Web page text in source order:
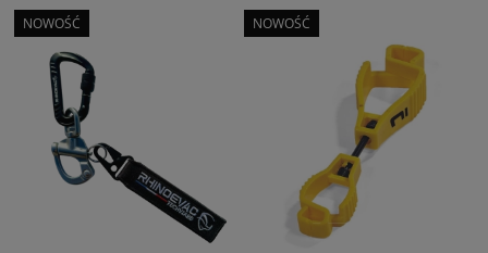
NOWOŚĆ NOWOŚĆ